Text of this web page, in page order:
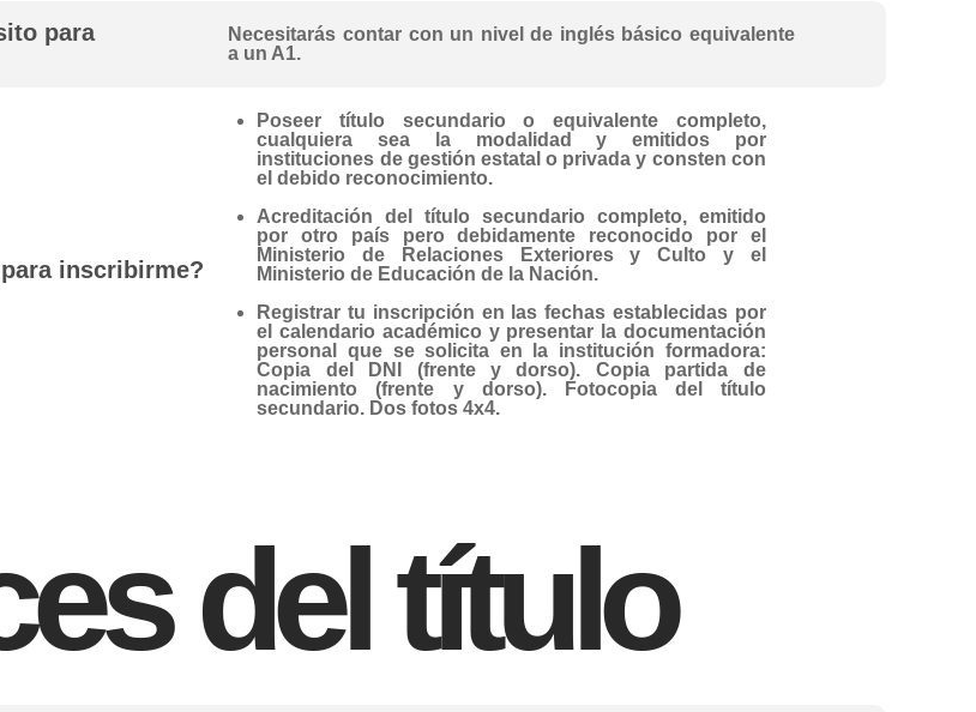
para
Necesitarás contar con un nivel de inglés básico equivalente
a un A1.
inscribirme?
Poseer título secundario o equivalente completo,
cualquiera sea la modalidad y emitidos por
instituciones de gestión estatal o privada y consten con
el debido reconocimiento.
Acreditación del título secundario completo, emitido
por otro país pero debidamente reconocido por el
Ministerio de Relaciones Exteriores y Culto y el
Ministerio de Educación de la Nación.
Registrar tu inscripción en las fechas establecidas por
el calendario académico y presentar la documentación
personal que se solicita en la institución formadora:
Copia del DNI (frente y dorso). Copia partida de
nacimiento (frente y dorso). Fotocopia del título
secundario. Dos fotos 4x4.
del título